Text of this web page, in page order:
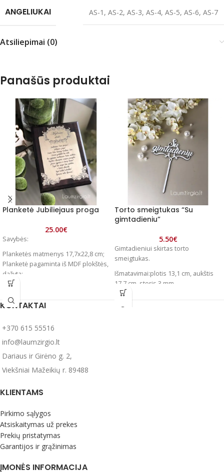
ANGELIUKAI AS-1 , AS-2, AS-3, AS-4, AS-5, AS-6, AS-7
Atsiliepimai (0)
Panašūs produktai
Planketė Jubiliejaus proga
25.00€
Savybės:
Planketės matmenys 17,7x22,8 cm;
Planketė pagaminta iš MDF plokštės,
dažyta;
Tekstas graviruotas lazeriu ant
plastmasės;
kabinti ir ant sienos.
įrašyti kreipinį, pvz.: Mylima Mama,
Mylimas Tėveli, Mylima močiute ir
dienos.
Torto smeigtukas “Su
gimtadieniu”
5.50€
Gimtadieniui skirtas torto
smeigtukas.
Išmatavimai:plotis 13,1 cm, aukštis
17,7 cm, storis 3 mm
Gamybos terminas: 1-3 darbo
dienos.
KONTAKTAI
+370 615 55516
info@laumzirgio.lt
Dariaus ir Girėno g. 2,
Viekšniai Mažeikių r. 89488
KLIENTAMS
Pirkimo sąlygos
Atsiskaitymas už prekes
Prekių pristatymas
Garantijos ir grąžinimas
ĮMONĖS INFORMACIJA